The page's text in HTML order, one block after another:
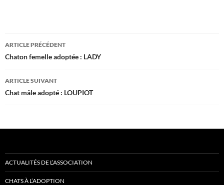
Navigation
des
articles
ARTICLE PRÉCÉDENT
Chaton femelle adoptée : LADY
ARTICLE SUIVANT
Chat mâle adopté : LOUPIOT
ACTUALITÉS DE L’ASSOCIATION
CHATS À L’ADOPTION